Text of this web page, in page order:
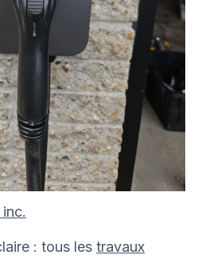
: tous les travaux